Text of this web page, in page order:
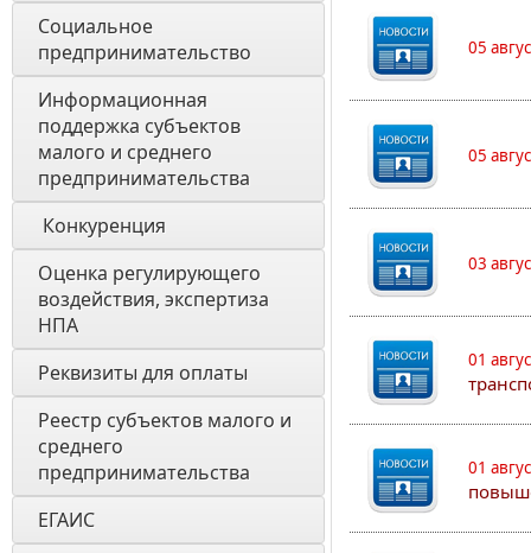
Социальное
предпринимательство
Информационная
поддержка субъектов
малого и среднего
предпринимательства
Конкуренция
Оценка регулирующего
воздействия, экспертиза
НПА
Реквизиты для оплаты
Реестр субъектов малого и
среднего
предпринимательства
ЕГАИС
05
05
03
01
01